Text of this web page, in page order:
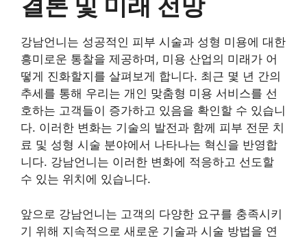
강남언니는 성공적인 피부 시술과 성형 미용에 대한
흥미로운 통찰을 제공하며, 미용 산업의 미래가 어
떻게 진화할지를 살펴보게 합니다. 최근 몇 년 간의
추세를 통해 우리는 개인 맞춤형 미용 서비스를 선
호하는 고객들이 증가하고 있음을 확인할 수 있습니
다. 이러한 변화는 기술의 발전과 함께 피부 전문 치
료 및 성형 시술 분야에서 나타나는 혁신을 반영합
니다. 강남언니는 이러한 변화에 적응하고 선도할
수 있는 위치에 있습니다.
앞으로 강남언니는 고객의 다양한 요구를 충족시키
기 위해 지속적으로 새로운 기술과 시술 방법을 연